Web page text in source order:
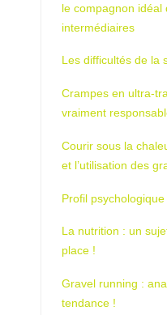
le compagnon idéal
intermédiaires
Les difficultés de la
Crampes en ultra-
vraiment
Courir sous la
et l’utilisation des
Profil
La nutrition : un
place !
Gravel running :
tendance !